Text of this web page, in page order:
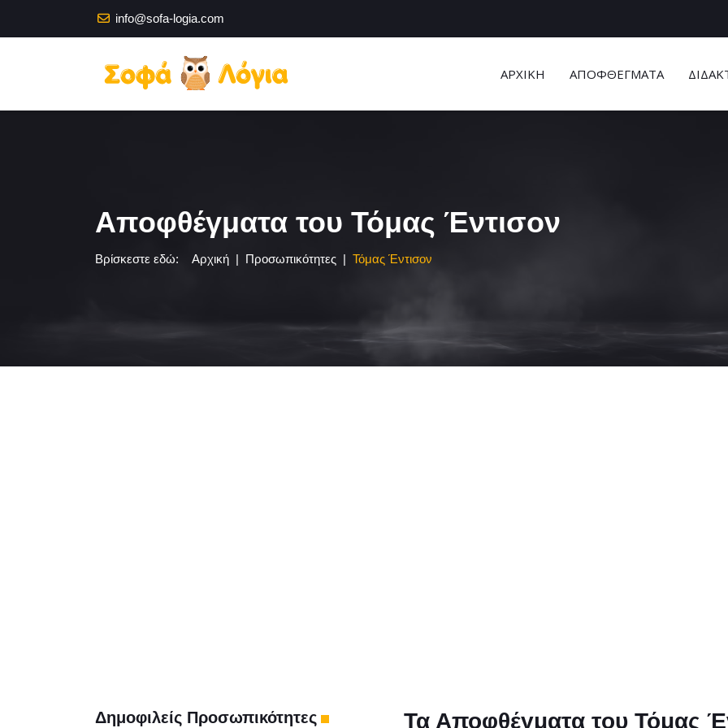
info@sofa-logia.com
ΑΡΧΙΚΗ ΑΠΟΦΘΕΓΜΑΤΑ
Αποφθέγματα του Τόμας Έντισον
Βρίσκεστε εδώ: Αρχική Προσωπικότητες Τόμας Έντισον
Δημοφιλείς Προσωπικότητες Τα Αποφθέγματα του Τόμας